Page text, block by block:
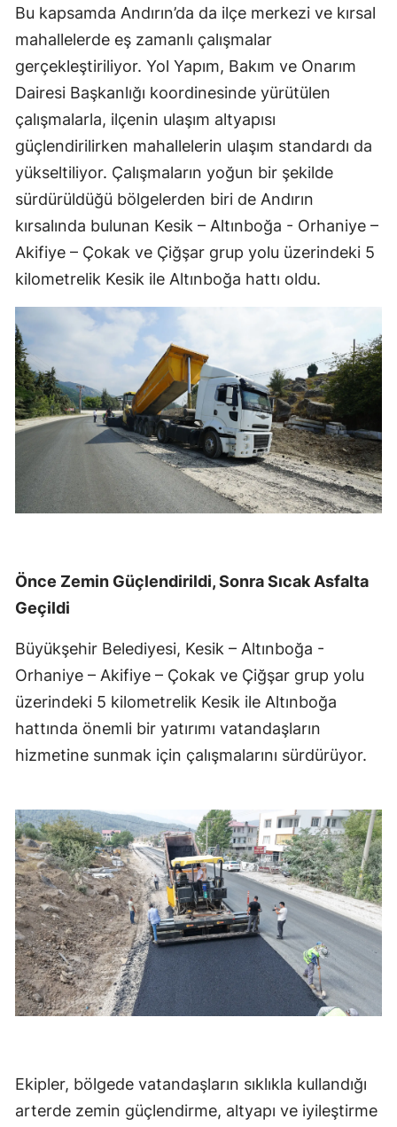
Bu kapsamda Andırın’da da ilçe merkezi ve kırsal
mahallelerde eş zamanlı çalışmalar
gerçekleştiriliyor. Yol Yapım, Bakım ve Onarım
Dairesi Başkanlığı koordinesinde yürütülen
çalışmalarla, ilçenin ulaşım altyapısı
güçlendirilirken mahallelerin ulaşım standardı da
yükseltiliyor. Çalışmaların yoğun bir şekilde
sürdürüldüğü bölgelerden biri de Andırın
kırsalında bulunan Kesik – Altınboğa - Orhaniye –
Akifiye – Çokak ve Çiğşar grup yolu üzerindeki 5
kilometrelik Kesik ile Altınboğa hattı oldu.
Önce Zemin Güçlendirildi, Sonra Sıcak Asfalta
Geçildi
Büyükşehir Belediyesi, Kesik – Altınboğa -
Orhaniye – Akifiye – Çokak ve Çiğşar grup yolu
üzerindeki 5 kilometrelik Kesik ile Altınboğa
hattında önemli bir yatırımı vatandaşların
hizmetine sunmak için çalışmalarını sürdürüyor.
Ekipler, bölgede vatandaşların sıklıkla kullandığı
arterde zemin güçlendirme, altyapı ve iyileştirme